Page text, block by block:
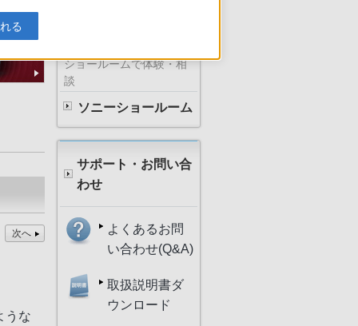
次へ
うな
ショールームで体験・相
談
ソニーショールーム
サポート・お問い合
わせ
よくあるお問
い合わせ(Q&A)
取扱説明書ダ
ウンロード
る